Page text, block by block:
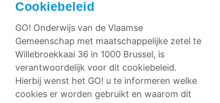
Cookiebeleid
GO! Onderwijs van de Vlaamse
Gemeenschap met maatschappelijke zetel te
Willebroekkaai 36 in 1000 Brussel, is
verantwoordelijk voor dit cookiebeleid.
Hierbij wenst het GO! u te informeren welke
cookies er worden gebruikt en waarom dit